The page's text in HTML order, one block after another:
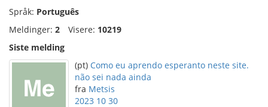
Språk: Português
Meldinger: 2 Visere: 10219
Siste melding
(pt) Como eu aprendo esperanto neste site.
não sei nada ainda
fra Metsis
2023 10 30